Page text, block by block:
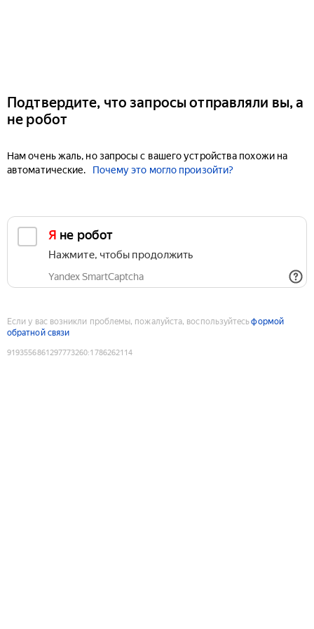
Подтвердите, что запросы отправляли вы, а
не робот
Нам очень жаль, но запросы с вашего устройства похожи на
автоматические.
Почему это могло произойти?
Я не робот
Нажмите, чтобы продолжить
Yandex SmartCaptcha
Если у вас возникли проблемы, пожалуйста, воспользуйтесьформой
обратной связи
9193556861297773260:1786262114